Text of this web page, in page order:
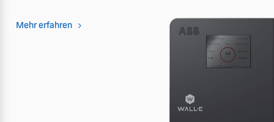
Mehr erfahren